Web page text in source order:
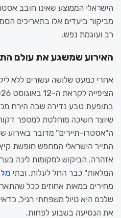
הישראלי הממוצע שאינו חובב
מביקור ביעדים אלו בתאריכים
רב ועוגמת נפש.
האירוע שמשגע את עולם
אחרי כמעט שלושה עשורים ללא
בתופעת טבע נדירה שבה הירח
שיוצר חשיכה מוחלטת למספר
ה"אסטרו-תיירים" מדובר באירוע
התייר הישראלי המחפש חופשת
אזהרה. הביקוש למקומות לינה
המלאות" כבר החל לעלות, ובתי
מחירים במאות אחוזים ככל
שלכם היא טיול משפחתי רגיל,
את הנסיעה בשבוע לפחות.